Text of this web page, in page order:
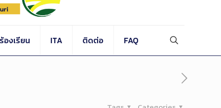
องเรียน ITA ติดต่อ FAQ